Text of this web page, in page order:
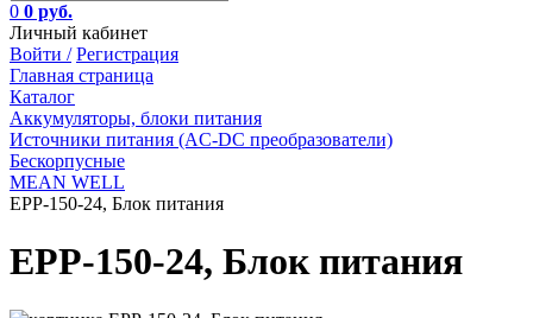
0 0 руб.
Личный кабинет
Войти / Регистрация
Главная страница
Каталог
Аккумуляторы, блоки питания
Источники питания (AC-DC преобразователи)
Бескорпусные
MEAN WELL
EPP-150-24, Блок питания
EPP-150-24, Блок питания